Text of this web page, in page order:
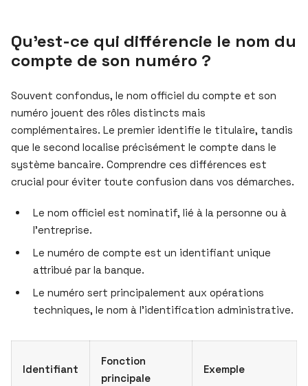
Qu’est-ce qui différencie le nom du
compte de son numéro ?
Souvent confondus, le nom officiel du compte et son
numéro jouent des rôles distincts mais
complémentaires. Le premier identifie le titulaire, tandis
que le second localise précisément le compte dans le
système bancaire. Comprendre ces différences est
crucial pour éviter toute confusion dans vos démarches.
Le nom officiel est nominatif, lié à la personne ou à
l’entreprise.
Le numéro de compte est un identifiant unique
attribué par la banque.
Le numéro sert principalement aux opérations
techniques, le nom à l’identification administrative.
Identifiant
Fonction
principale
Exemple